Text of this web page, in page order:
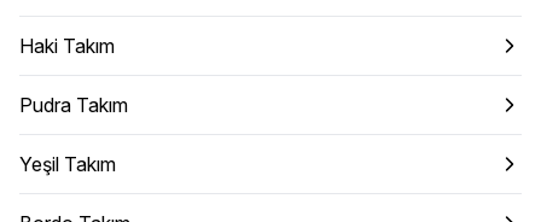
Haki Takım
Pudra Takım
Yeşil Takım